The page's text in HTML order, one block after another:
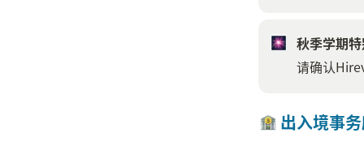
秋季学期
请确认
出入境事